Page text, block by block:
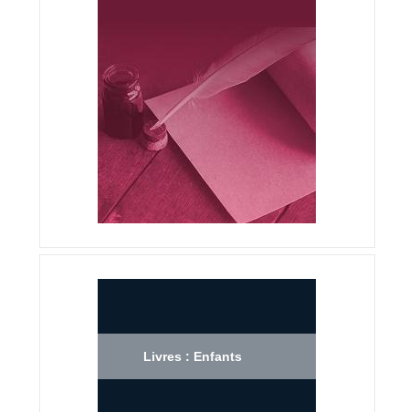
Livres : Enfants